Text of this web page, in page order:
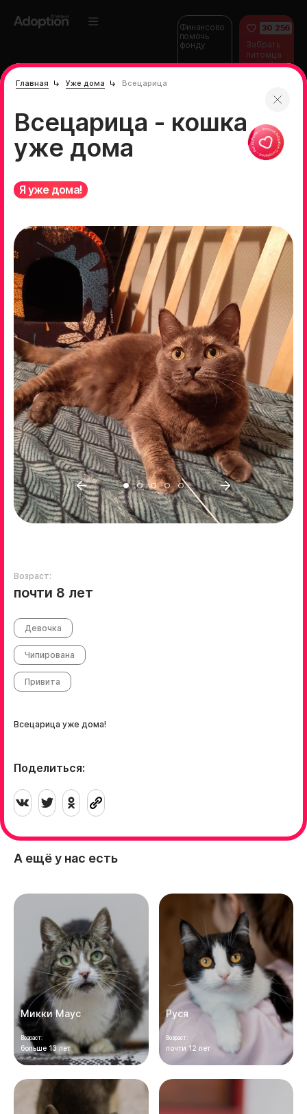
Финансово
помочь
фонду
30 256
Забрать
питомца
домой
Главная Уже дома Всецарица
Всецарица - кошка
уже дома
Я уже дома!
Возраст:
почти 8 лет
Девочка
Чипирована
Привита
Всецарица уже дома!
Поделиться:
А ещё у нас есть
Микки Маус
Возраст:
больше 13 лет
Руся
Возраст:
почти 12 лет